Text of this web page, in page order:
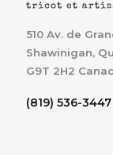
510 Av. de
Shawinigan,
G9T 2H2
(819) 536-3447